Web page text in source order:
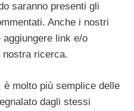
saranno presenti gli
Anche i nostri
link e/o
nostra ricerca.
molto più semplice delle
dagli stessi